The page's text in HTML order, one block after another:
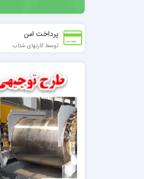
پرداخت امن
توسط کارتهای شتاب